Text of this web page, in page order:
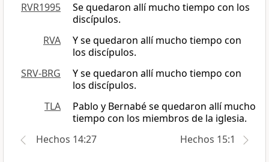
RVR1995
Se quedaron allí mucho tiempo con los
discípulos.
RVA
Y se quedaron allí mucho tiempo con
los discípulos.
SRV-BRG
Y se quedaron allí mucho tiempo con
los discípulos.
TLA
Pablo y Bernabé se quedaron allí mucho
tiempo con los miembros de la iglesia.
Hechos 14:27
Hechos 15:1